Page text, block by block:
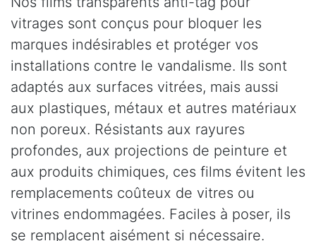
vitrages sont conçus pour bloquer les
marques indésirables et protéger vos
installations contre le vandalisme. Ils sont
adaptés aux surfaces vitrées, mais aussi
aux plastiques, métaux et autres matériaux
non poreux. Résistants aux rayures
profondes, aux projections de peinture et
aux produits chimiques, ces films évitent les
remplacements coûteux de vitres ou
vitrines endommagées. Faciles à poser, ils
se remplacent aisément si nécessaire.